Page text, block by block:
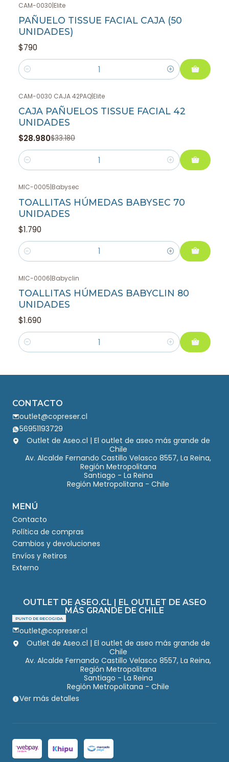
CAM-0030|Elite
PAÑUELO TISSUE FACIAL CAJA (50
UNIDADES)
$790
Cantidad
-13%OFF
CAM-0030 CAJA 42PAQ|Elite
CAJA PAÑUELOS TISSUE FACIAL 42
UNIDADES
$28.980$33.180
Cantidad
MIC-0005|Babysec
TOALLITAS HÚMEDAS BABYSEC 70
UNIDADES
$1.790
Cantidad
MIC-0006|Babyclin
TOALLITAS HÚMEDAS BABYCLIN 80
UNIDADES
$1.690
Cantidad
CONTACTO
outlet@copreser.cl
56951193729
Outlet de Aseo.cl | El outlet de aseo más grande de
Chile
Av. Alcalde Fernando Castillo Velasco 8557, La Reina,
Región Metropolitana
Santiago - La Reina
Región Metropolitana - Chile
MENÚ
Contacto
Política de compras
Cambios y devoluciones
Envíos y Retiros
Externo
OUTLET DE ASEO.CL | EL OUTLET DE ASEO
MÁS GRANDE DE CHILE
PUNTO DE RECOGIDA
outlet@copreser.cl
Outlet de Aseo.cl | El outlet de aseo más grande de
Chile
Av. Alcalde Fernando Castillo Velasco 8557, La Reina,
Región Metropolitana
Santiago - La Reina
Región Metropolitana - Chile
Ver más detalles